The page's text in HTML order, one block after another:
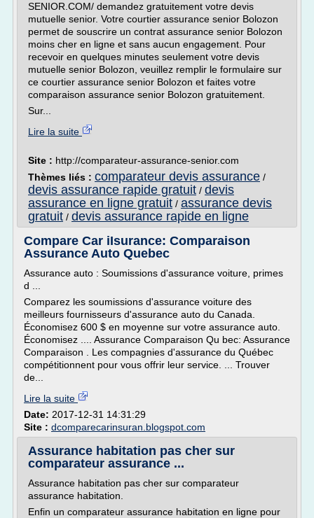
SENIOR.COM/ demandez gratuitement votre devis
mutuelle senior. Votre courtier assurance senior Bolozon
permet de souscrire un contrat assurance senior Bolozon
moins cher en ligne et sans aucun engagement. Pour
recevoir en quelques minutes seulement votre devis
mutuelle senior Bolozon, veuillez remplir le formulaire sur
ce courtier assurance senior Bolozon et faites votre
comparaison assurance senior Bolozon gratuitement.
Sur...
Lire la suite
Site : http://comparateur-assurance-senior.com
Thèmes liés : comparateur devis assurance /
devis assurance rapide gratuit / devis
assurance en ligne gratuit / assurance devis
gratuit / devis assurance rapide en ligne
Compare Car iIsurance: Comparaison
Assurance Auto Quebec
Assurance auto : Soumissions d'assurance voiture, primes
d ...
Comparez les soumissions d'assurance voiture des
meilleurs fournisseurs d'assurance auto du Canada.
Économisez 600 $ en moyenne sur votre assurance auto.
Économisez .... Assurance Comparaison Qu bec: Assurance
Comparaison . Les compagnies d'assurance du Québec
compétitionnent pour vous offrir leur service. ... Trouver
de...
Lire la suite
Date: 2017-12-31 14:31:29
Site : dcomparecarinsuran.blogspot.com
Assurance habitation pas cher sur
comparateur assurance ...
Assurance habitation pas cher sur comparateur
assurance habitation.
Enfin un comparateur assurance habitation en ligne pour